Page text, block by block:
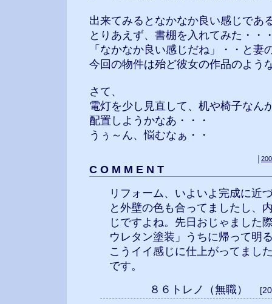
出来てみるとなかなか良い感じであ
とりあえず、書棚を入れてみた・・
「なかなか良い感じだね」・・と妻
今回の物件は殆ど彼女の作品のよう
さて、
電灯を少し見直して、机や椅子なん
配置しようかなあ・・・
うぅ～ん、悩むなぁ・・
C O M M E N T
リフォーム、いよいよ完成に近
と外壁の色も合ってましたし、
じですよね。先日おじゃました
ウレタン塗装」うちに帰って明
こうイイ感じに仕上がってまし
です。
８６トレノ（無職）